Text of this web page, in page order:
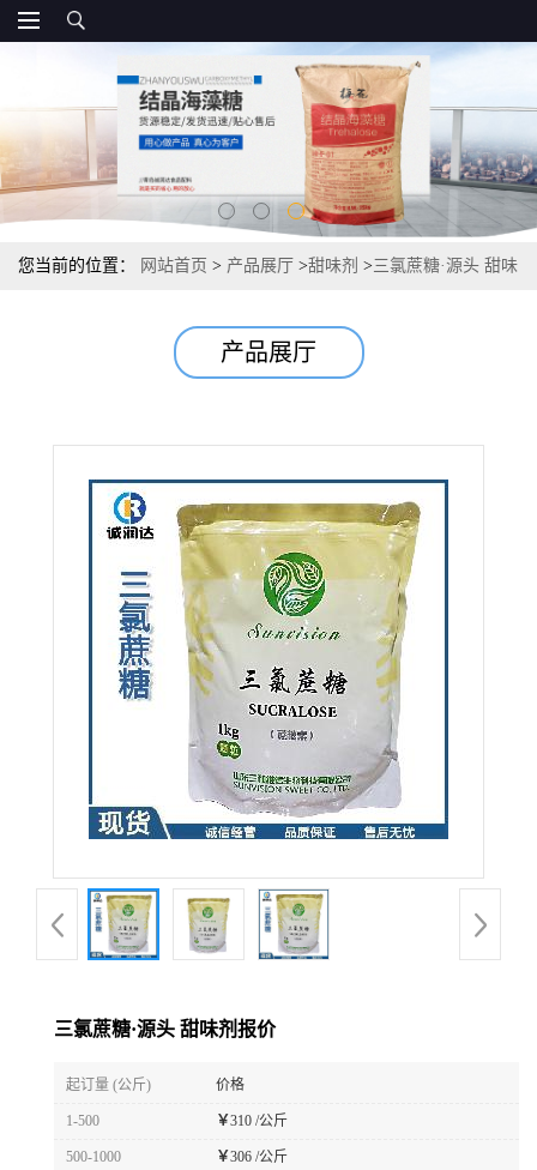
您当前的位置： 网站首页 > 产品展厅 >甜味剂 >三氯蔗糖·源头 甜味
产品展厅
三氯蔗糖·源头 甜味剂报价
起订量 (公斤) 价格
1-500 ￥310 /公斤
500-1000 ￥306 /公斤